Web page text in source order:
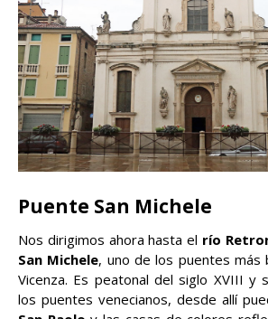
Puente San Michele
Nos dirigimos ahora hasta el río
San Michele, uno de los puentes más
Vicenza. Es peatonal del siglo XVIII y
los puentes venecianos, desde allí